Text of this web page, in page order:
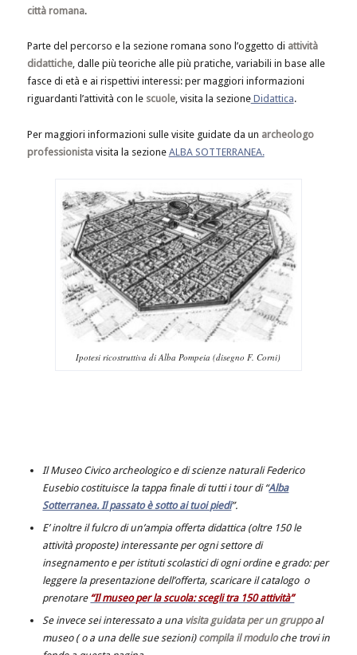
città romana.
Parte del percorso e la sezione romana sono l’oggetto di attività
didattiche, dalle più teoriche alle più pratiche, variabili in base alle
fasce di età e ai rispettivi interessi: per maggiori informazioni
riguardanti l’attività con le scuole, visita la sezioneDidattica.
Per maggiori informazioni sulle visite guidate da un archeologo
professionistavisita la sezione ALBA SOTTERRANEA.
Ipotesi ricostruttiva di Alba Pompeia (disegno F. Corni)
Il Museo Civico archeologico e di scienze naturali Federico
Eusebio costituisce la tappa finale di tutti i tour di “Alba
Sotterranea. Il passato è sotto ai tuoi piedi”.
E’ inoltre il fulcro di un’ampia offerta didattica (oltre 150 le
attività proposte) interessante per ogni settore di
insegnamento e per istituti scolastici di ogni ordine e grado: per
leggere la presentazione dell’offerta, scaricare il catalogo o
prenotare “Il museo per la scuola: scegli tra 150 attività”
Se invece sei interessato a una visita guidata per un gruppoal
museo ( o a una delle sue sezioni) compila il moduloche trovi in